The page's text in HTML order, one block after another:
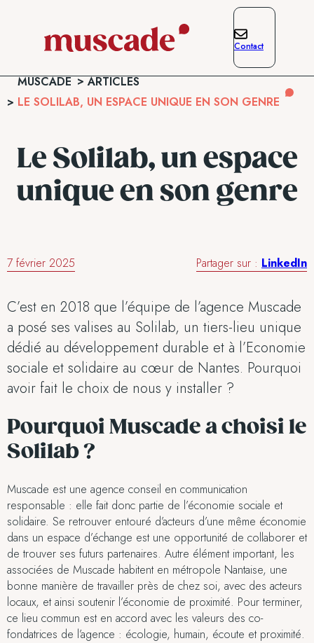
Contact
MUSCADE
ARTICLES
LE SOLILAB, UN ESPACE UNIQUE EN SON GENRE
Le Solilab, un espace
unique en son genre
7 février 2025 Partager sur : LinkedIn
C’est en 2018 que l’équipe de l’agence Muscade
a posé ses valises au Solilab, un tiers-lieu unique
dédié au développement durable et à l’Economie
sociale et solidaire au cœur de Nantes. Pourquoi
avoir fait le choix de nous y installer ?
Pourquoi Muscade a choisi le
Solilab ?
Muscade est une agence conseil en communication
responsable : elle fait donc partie de l’économie sociale et
solidaire. Se retrouver entouré d’acteurs d’une même économie
dans un espace d’échange est une opportunité de collaborer et
de trouver ses futurs partenaires. Autre élément important, les
associées de Muscade habitent en métropole Nantaise, une
bonne manière de travailler près de chez soi, avec des acteurs
locaux, et ainsi soutenir l’économie de proximité. Pour terminer,
ce lieu commun est en accord avec les valeurs des co-
fondatrices de l’agence : écologie, humain, écoute et proximité.